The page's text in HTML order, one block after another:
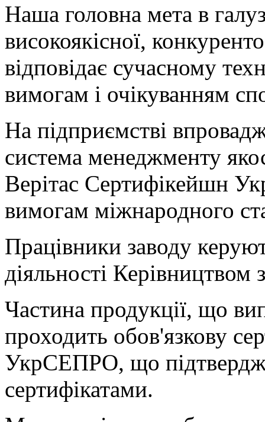
Наша головна мета в
високоякісної,
відповідає сучасному
вимогам і очікуванням
На підприємстві
система менеджменту
Верітас Сертифікейшн
вимогам міжнародного
Працівники заводу
діяльності
Частина продукції, що
проходить обов'язкову
УкрСЕПРО, що
сертифікатами.